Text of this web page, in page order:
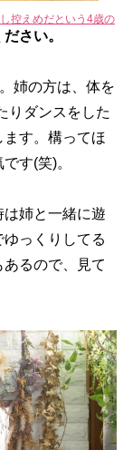
控えめだという4歳の
さい。
姉の方は、体を
りダンスをした
す。構ってほ
す(笑)。
姉と一緒に遊
っくりしてる
るので、見て